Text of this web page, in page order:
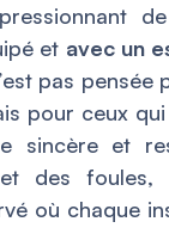
et avec un
pas pensée
pour ceux
sincère et
des foules,
où chaque